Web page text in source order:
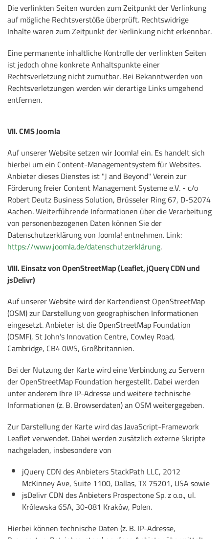
Die verlinkten Seiten wurden zum Zeitpunkt der Verlinkung
auf mögliche Rechtsverstöße überprüft. Rechtswidrige
Inhalte waren zum Zeitpunkt der Verlinkung nicht erkennbar.
Eine permanente inhaltliche Kontrolle der verlinkten Seiten
ist jedoch ohne konkrete Anhaltspunkte einer
Rechtsverletzung nicht zumutbar. Bei Bekanntwerden von
Rechtsverletzungen werden wir derartige Links umgehend
entfernen.
VII. CMS Joomla
Auf unserer Website setzen wir Joomla! ein. Es handelt sich
hierbei um ein Content-Managementsystem für Websites.
Anbieter dieses Dienstes ist "J and Beyond" Verein zur
Förderung freier Content Management Systeme e.V. - c/o
Robert Deutz Business Solution, Brüsseler Ring 67, D-52074
Aachen. Weiterführende Informationen über die Verarbeitung
von personenbezogenen Daten können Sie der
Datenschutzerklärung von Joomla! entnehmen. Link:
https://www.joomla.de/datenschutzerklärung.
VIII. Einsatz von OpenStreetMap (Leaflet, jQuery CDN und
jsDelivr)
Auf unserer Website wird der Kartendienst OpenStreetMap
(OSM) zur Darstellung von geographischen Informationen
eingesetzt. Anbieter ist die OpenStreetMap Foundation
(OSMF), St John’s Innovation Centre, Cowley Road,
Cambridge, CB4 0WS, Großbritannien.
Bei der Nutzung der Karte wird eine Verbindung zu Servern
der OpenStreetMap Foundation hergestellt. Dabei werden
unter anderem Ihre IP-Adresse und weitere technische
Informationen (z. B. Browserdaten) an OSM weitergegeben.
Zur Darstellung der Karte wird das JavaScript-Framework
Leaflet verwendet. Dabei werden zusätzlich externe Skripte
nachgeladen, insbesondere von
jQuery CDN des Anbieters StackPath LLC, 2012
McKinney Ave, Suite 1100, Dallas, TX 75201, USA sowie
jsDelivr CDN des Anbieters Prospectone Sp. z o.o., ul.
Królewska 65A, 30-081 Kraków, Polen.
Hierbei können technische Daten (z. B. IP-Adresse,